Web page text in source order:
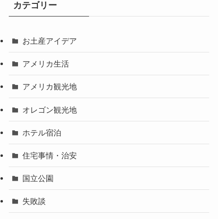
カテゴリー
お土産アイデア
アメリカ生活
アメリカ観光地
オレゴン観光地
ホテル宿泊
住宅事情・治安
国立公園
失敗談